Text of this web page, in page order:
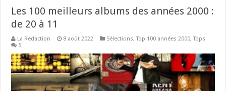
Les 100 meilleurs albums des années 2000 :
de 20 à 11
La Rédaction 8 août 2022 Sélections,Top 100 années 2000,Tops
5